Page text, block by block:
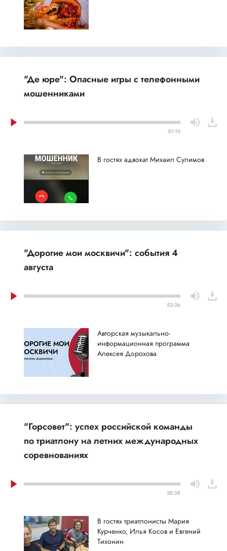
"Де юре": Опасные игры с телефонными
мошенниками
51:10
В гостях адвокат Михаил Сулимов
"Дорогие мои москвичи": события 4
августа
53:26
Авторская музыкально-
информационная программа
Алексея Дорохова
"Горсовет": успех российской команды
по триатлону на летних международных
соревнованиях
28:28
В гостях триатлонисты Мария
Курченко, Илья Косов и Евгений
Тихонин